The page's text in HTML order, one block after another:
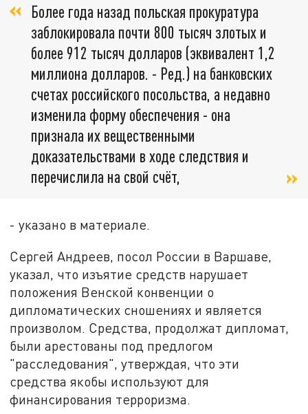
Более года назад польская прокуратура
заблокировала почти 800 тысяч злотых и
более 912 тысяч долларов (эквивалент 1,2
миллиона долларов. - Ред.) на банковских
счетах российского посольства, а недавно
изменила форму обеспечения - она
признала их вещественными
доказательствами в ходе следствия и
перечислила на свой счёт,
- указано в материале.
Сергей Андреев, посол России в Варшаве,
указал, что изъятие средств нарушает
положения Венской конвенции о
дипломатических сношениях и является
произволом. Средства, продолжат дипломат,
были арестованы под предлогом
"расследования", утверждая, что эти
средства якобы используют для
финансирования терроризма.